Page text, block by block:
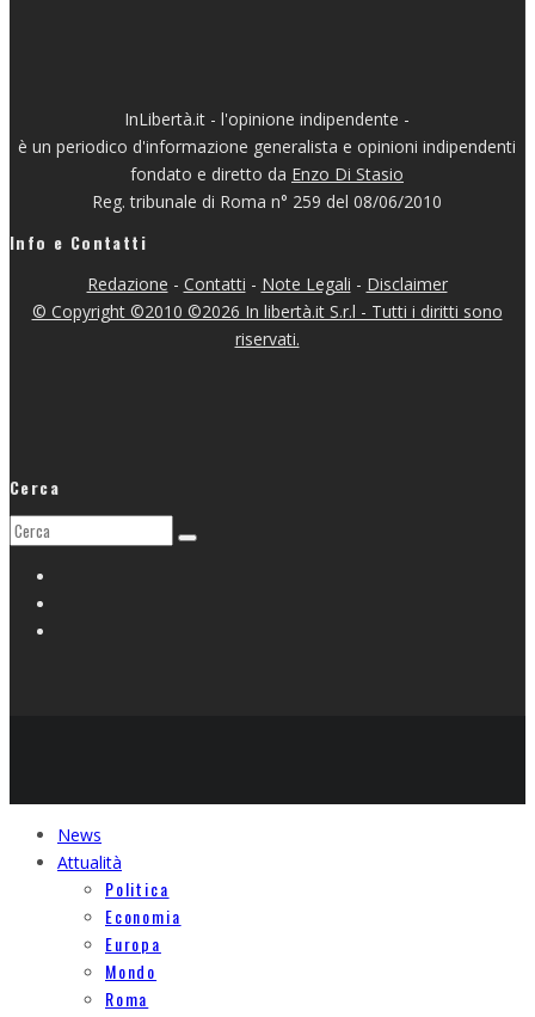
InLibertà.it - l'opinione indipendente -
è un periodico d'informazione generalista e opinioni indipendenti
fondato e diretto da Enzo Di Stasio
Reg. tribunale di Roma n° 259 del 08/06/2010
Info e Contatti
Redazione - Contatti - Note Legali - Disclaimer
© Copyright ©2010 ©2026 In libertà.it S.r.l - Tutti i diritti sono
riservati.
Cerca
News
Attualità
Politica
Economia
Europa
Mondo
Roma